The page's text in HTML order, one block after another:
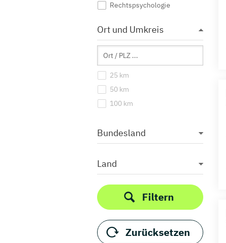
Rechtspsychologie
Sportpsychologie
Wirtschaftspsychologie
Ort und Umkreis
25 km
50 km
100 km
Bundesland
Land
Filtern
Zurücksetzen